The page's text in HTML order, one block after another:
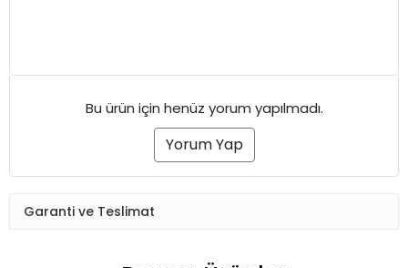
Bu ürün için henüz yorum yapılmadı.
Yorum Yap
Garanti ve Teslimat